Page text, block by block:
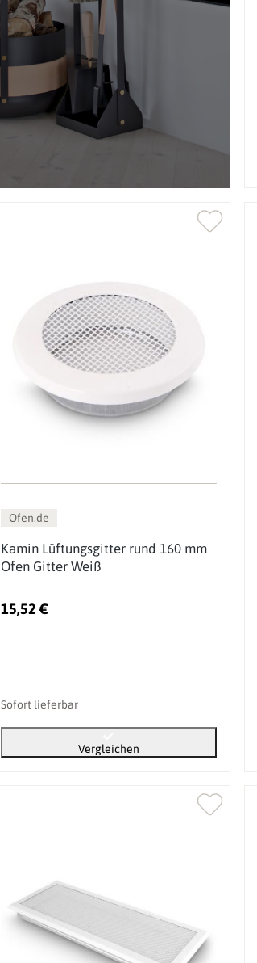
Ofen.de
Kamin Lüftungsgitter rund 160 mm
Ofen Gitter Weiß
15,52 €
Sofort lieferbar
Vergleichen